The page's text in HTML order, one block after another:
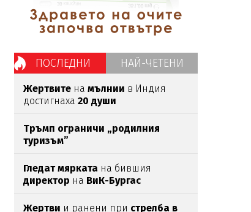
ПОСЛЕДНИ НАЙ-ЧЕТЕНИ
Жертвите на мълнии в Индия
достигнаха 20 души
Тръмп ограничи „родилния
туризъм”
Гледат мярката на бившия
директор на ВиК-Бургас
Жертви и ранени при стрелба в